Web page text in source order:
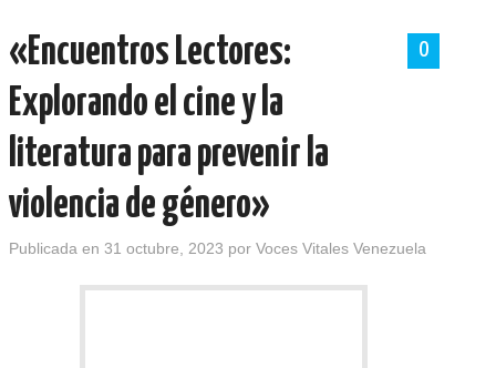
0
«Encuentros Lectores:
Explorando el cine y la
literatura para prevenir la
violencia de género»
Publicada en 31 octubre, 2023 por Voces Vitales Venezuela